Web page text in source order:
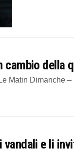
della
Matin Dimanche
e li